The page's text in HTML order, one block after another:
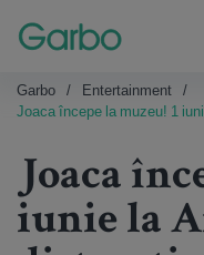
Garbo
Entertainment
Joaca începe la muzeu! 1
Joaca
iunie la